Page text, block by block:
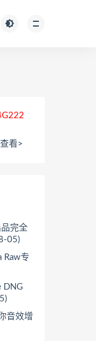
看>
完全
05)
Raw专
DNG
音效增